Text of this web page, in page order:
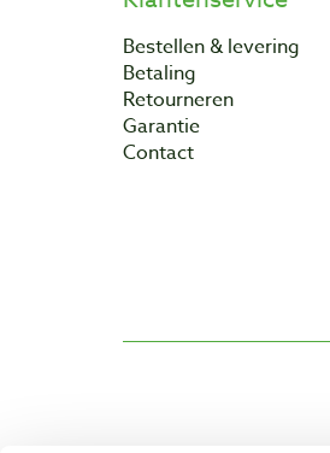
Bestellen & levering
Betaling
Retourneren
Garantie
Contact